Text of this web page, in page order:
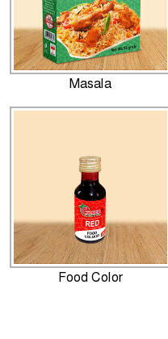
Masala
Food Color